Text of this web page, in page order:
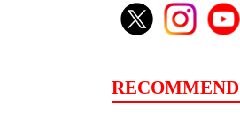
RECOMMEND